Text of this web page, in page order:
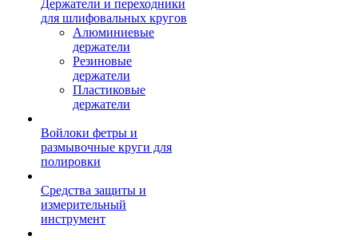
Держатели и переходники
для шлифовальных кругов
Алюминиевые
держатели
Резиновые
держатели
Пластиковые
держатели
Войлоки фетры и
размывочные круги для
полировки
Средства защиты и
измерительный
инструмент